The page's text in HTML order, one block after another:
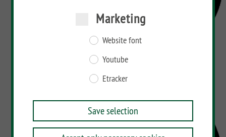
Marketing
Website font
Youtube
Etracker
Save selection